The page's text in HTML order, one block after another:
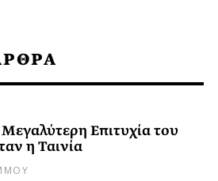
Επιτυχία του
η Ταινία